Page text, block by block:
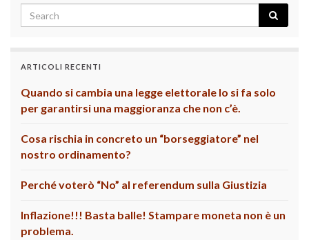
ARTICOLI RECENTI
Quando si cambia una legge elettorale lo si fa solo
per garantirsi una maggioranza che non c’è.
Cosa rischia in concreto un “borseggiatore” nel
nostro ordinamento?
Perché voterò “No” al referendum sulla Giustizia
Inflazione!!! Basta balle! Stampare moneta non è un
problema.